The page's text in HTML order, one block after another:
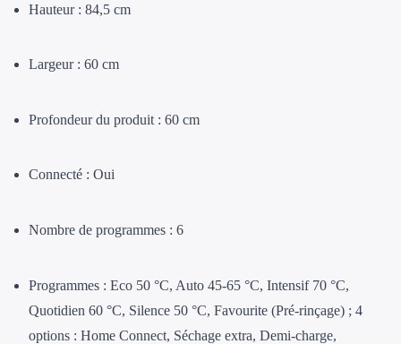
Hauteur : 84,5 cm
Largeur : 60 cm
Profondeur du produit : 60 cm
Connecté : Oui
Nombre de programmes : 6
Programmes : Eco 50 °C, Auto 45-65 °C, Intensif 70 °C,
Quotidien 60 °C, Silence 50 °C, Favourite (Pré-rinçage) ; 4
options : Home Connect, Séchage extra, Demi-charge,